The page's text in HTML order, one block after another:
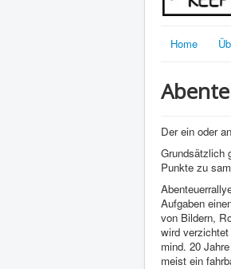
Home
Der ein oder
Grundsätzlich
Punkte zu
Aufgaben
von Bildern,
wird
mind. 20
meist ein